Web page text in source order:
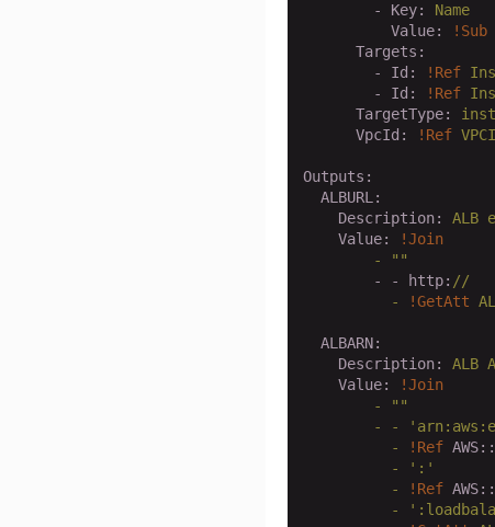
        - Key:
Name
          Value:
!Sub
      Targets:
        - Id:
!Ref
        - Id:
!Ref
      TargetType:
      VpcId:
!Ref
Outputs:
  ALBURL:
    Description:
ALB
    Value:
!Join
        -
""
        - - http:
//
          -
!GetAtt
  ALBARN:
    Description:
ALB
    Value:
!Join
        -
""
        -
-
          -
!Ref
          -
':'
          -
!Ref
          -